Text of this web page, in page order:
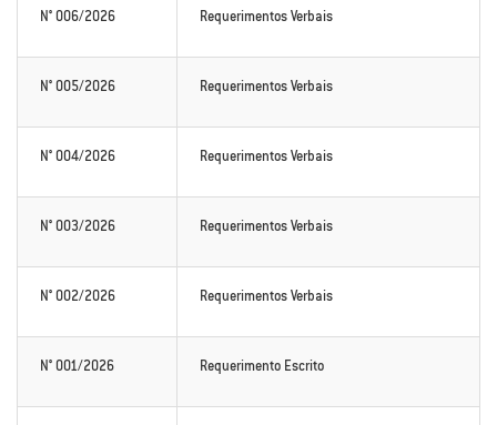
N° 006/2026 Requerimentos Verbais
N° 005/2026 Requerimentos Verbais
N° 004/2026 Requerimentos Verbais
N° 003/2026 Requerimentos Verbais
N° 002/2026 Requerimentos Verbais
N° 001/2026 Requerimento Escrito